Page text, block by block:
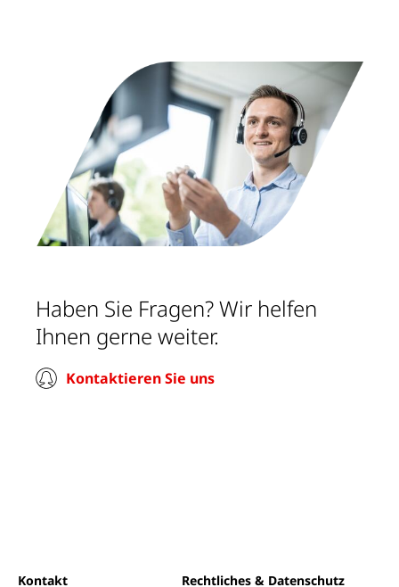
Haben Sie Fragen? Wir helfen
Ihnen gerne weiter.
Kontaktieren Sie uns
Kontakt Rechtliches & Datenschutz